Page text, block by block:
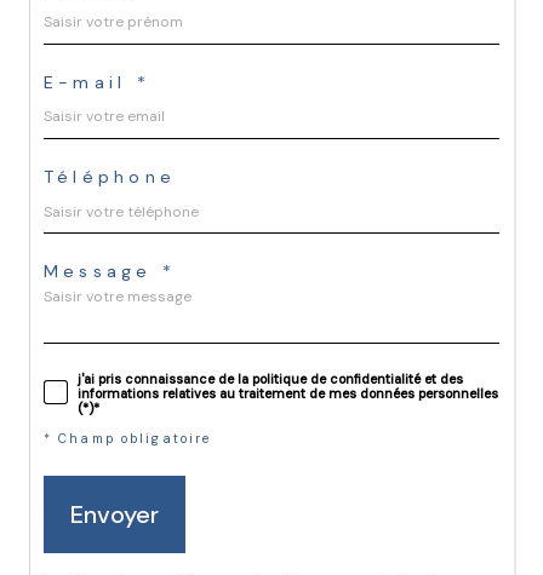
E-mail *
Téléphone
Message *
j'ai pris connaissance de la politique de confidentialité et des
informations relatives au traitement de mes données personnelles
(*)*
* Champ obligatoire
Envoyer